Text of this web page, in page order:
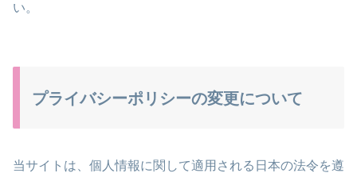
い。
プライバシーポリシーの変更について
当サイトは、個人情報に関して適用される日本の法令を遵